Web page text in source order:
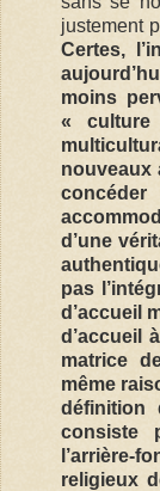
justement
Certes,
moins
« culture
nouveaux
d’une
pas
d’accueil
d’accueil
matrice
même
consiste
l’arrière-
religieux